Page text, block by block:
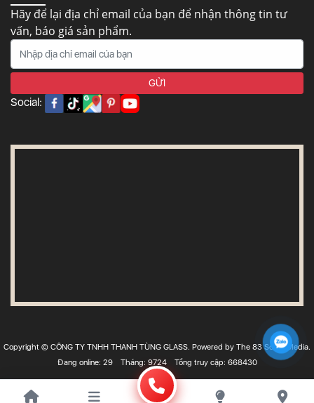
Hãy để lại địa chỉ email của bạn để nhận thông tin tư
vấn, báo giá sản phẩm.
Social:
Copyright © CÔNG TY TNHH THANH TÙNG GLASS. Powered by The 83 Social Media.
Đang online: 29
Tháng: 9724 Tổng truy cập: 668430